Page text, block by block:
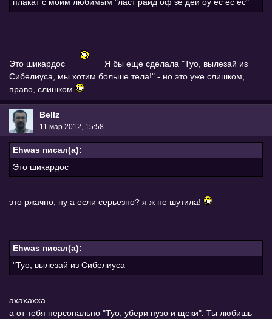
плакат с моим любимым "ласт райд оф зе дей оу ес ес ес"
Это шикардос
Я бы еще сделала "Туо, вылезай из
Сибелиуса, мы хотим больше тела!" - но это уже слишком,
право, слишком
Bellz
11 мар 2012, 15:58
Ehwas писал(а):
Это шикардос
это ржачно, ну а если серьезно? я ж не шутила!
Ehwas писал(а):
"Туо, вылезай из Сибелиуса
ахахахха.
а от тебя персонально "Туо, убери пузо и щеки". Ты любишь